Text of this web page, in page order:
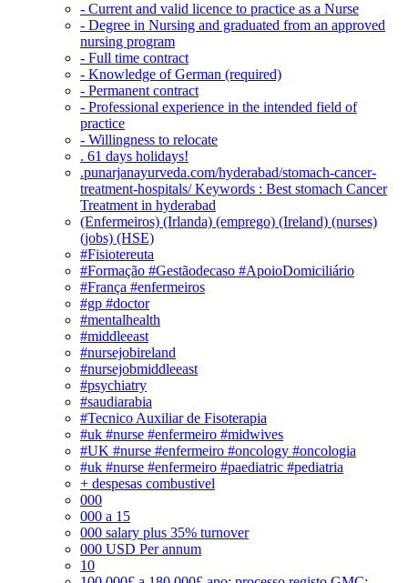
- Current and valid licence to practice as a Nurse
- Degree in Nursing and graduated from an approved
nursing program
- Full time contract
- Knowledge of German (required)
- Permanent contract
- Professional experience in the intended field of
practice
- Willingness to relocate
. 61 days holidays!
.punarjanayurveda.com/hyderabad/stomach-cancer-
treatment-hospitals/ Keywords : Best stomach Cancer
Treatment in hyderabad
(Enfermeiros) (Irlanda) (emprego) (Ireland) (nurses)
(jobs) (HSE)
#Fisiotereuta
#Formação #Gestãodecaso #ApoioDomiciliário
#França #enfermeiros
#gp #doctor
#mentalhealth
#middleeast
#nursejobireland
#nursejobmiddleeast
#psychiatry
#saudiarabia
#Tecnico Auxiliar de Fisoterapia
#uk #nurse #enfermeiro #midwives
#UK #nurse #enfermeiro #oncology #oncologia
#uk #nurse #enfermeiro #paediatric #pediatria
+ despesas combustivel
000
000 a 15
000 salary plus 35% turnover
000 USD Per annum
10